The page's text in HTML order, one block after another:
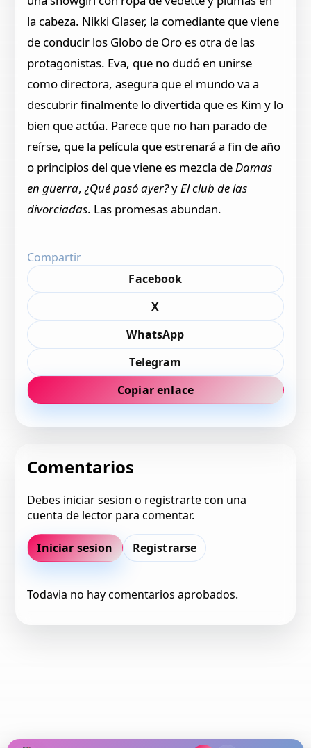
la cabeza. Nikki Glaser, la comediante que viene
de conducir los Globo de Oro es otra de las
protagonistas. Eva, que no dudó en unirse
como directora, asegura que el mundo va a
descubrir finalmente lo divertida que es Kim y lo
bien que actúa. Parece que no han parado de
reírse, que la película que estrenará a fin de año
o principios del que viene es mezcla deDamas
en guerra,¿Qué pasó ayer?yEl club de las
divorciadas. Las promesas abundan.
Compartir
Facebook
X
WhatsApp
Telegram
Copiar enlace
Comentarios
Debes iniciar sesion o registrarte con una
cuenta de lector para comentar.
Iniciar sesion Registrarse
Todavia no hay comentarios aprobados.